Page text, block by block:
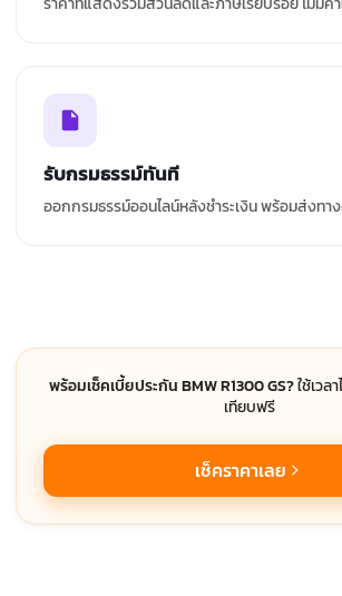
รับกรมธรรม์ทันที
ออกกรมธรรม์ออนไลน์หลังชำระเงิน พร้อมส่งทา
พร้อมเช็คเบี้ยประกัน BMW R1300 GS?ใช้เวล
เทียบฟรี
เช็คราคาเลย